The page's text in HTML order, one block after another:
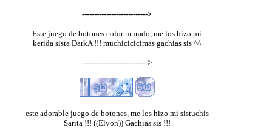
--------------------------->
Este juego de botones color murado, me los hizo mi
kerida sista DarkA !!! muchicicicimas gachias sis ^^
--------------------------->
este adorable juego de botones, me los hizo mi sistuchis
Sarita !!! ((Elyon)) Gachias sis !!!